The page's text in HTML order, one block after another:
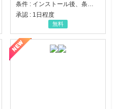
条件 : インストール後、条件達成
承認 : 1日程度
無料